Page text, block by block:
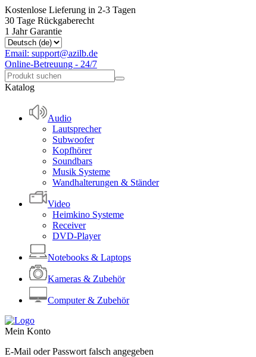
Kostenlose Lieferung in 2-3 Tagen
30 Tage Rückgaberecht
1 Jahr Garantie
Email: support@azilb.de
Online-Betreuung - 24/7
Katalog
Audio
Lautsprecher
Subwoofer
Kopfhörer
Soundbars
Musik Systeme
Wandhalterungen & Ständer
Video
Heimkino Systeme
Receiver
DVD-Player
Notebooks & Laptops
Kameras & Zubehör
Computer & Zubehör
Mein Konto
E-Mail oder Passwort falsch angegeben